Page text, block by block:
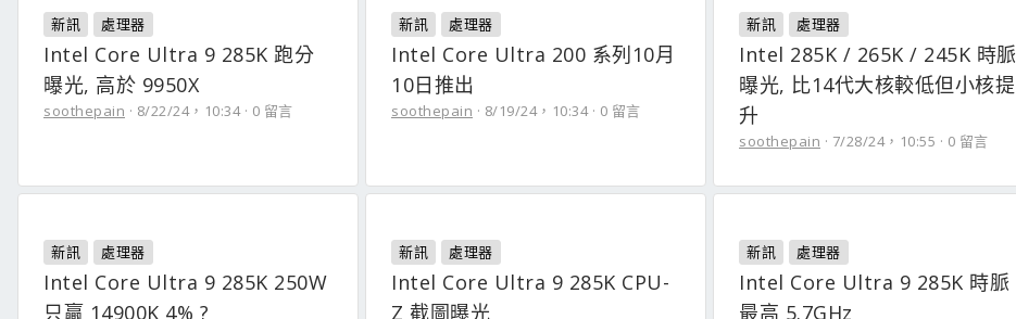
新訊 處理器
Intel Core Ultra 9 285K 跑分
曝光, 高於 9950X
soothepain 8/22/24，10:34 0 留言
新訊 處理器
Intel Core Ultra 200 系列10月
10日推出
soothepain 8/19/24，10:34 0 留言
新訊 處理器
Intel 285K / 265K / 245K 時脈
曝光, 比14代大核較低但小核提
升
soothepain 7/28/24，10:55 0 留言
新訊 處理器
Intel Core Ultra 9 285K 250W
只贏 14900K 4% ?
新訊 處理器
Intel Core Ultra 9 285K CPU-
Z 截圖曝光
新訊 處理器
Intel Core Ultra 9 285K 時脈
最高 5.7GHz